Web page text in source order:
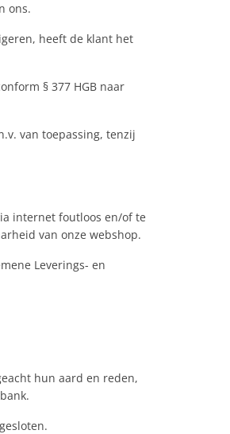
ons.
heeft de klant het
§ 377 HGB naar
van toepassing, tenzij
internet foutloos en/of te
van onze webshop.
Leverings- en
hun aard en reden,